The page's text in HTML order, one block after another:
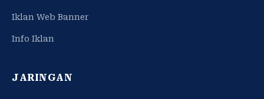
Iklan Web Banner
Info Iklan
JARINGAN